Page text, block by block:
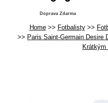
Doprava Zdarma
Home Fotbalisty
Paris Saint-Germain Desire
Krátkým